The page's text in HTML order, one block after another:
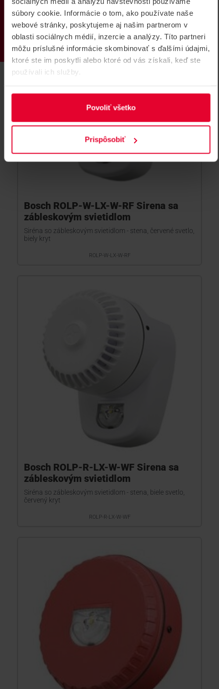
súbory cookie. Informácie o tom, ako používate naše
webové stránky, poskytujeme aj našim partnerom v
oblasti sociálnych médií, inzercie a analýzy. Títo partneri
môžu príslušné informácie skombinovať s ďalšími údajmi,
ktoré ste im poskytli alebo ktoré od vás získali, keď ste
používali ich služby.
Povoliť všetko
Prispôsobiť
PRODUKTY
Bosch ROLP-W-LX-W-RF Sirena sa
zábleskovým svietidlom
Siréna so zábleskovým svietidlom - stena, červené svetlo,
biely kryt
ROLP-W-LX-W-RF
Bosch ROLP-R-LX-W-WF Sirena sa
zábleskovým svietidlom
Siréna so zábleskovým svietidlom - stena, biele svetlo,
červený kryt
ROLP-R-LX-W-WF